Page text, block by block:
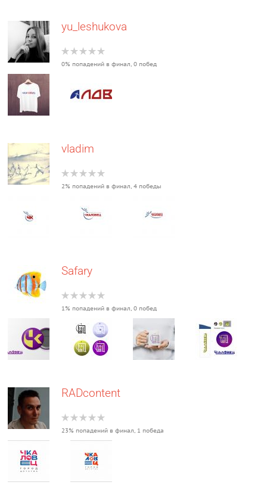
yu_leshukova
0% попадений в финал, 0 побед
vladim
2% попадений в финал, 4 победы
Safary
1% попадений в финал, 0 побед
RADcontent
23% попадений в финал, 1 победа